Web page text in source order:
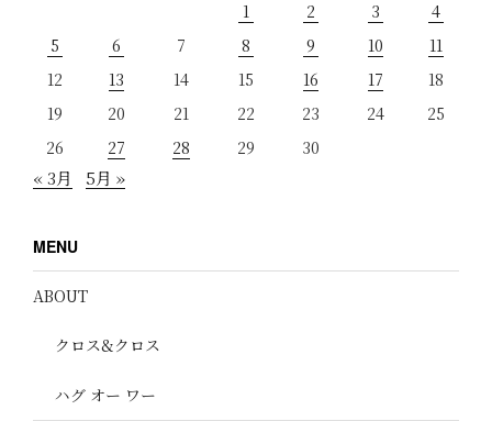
1
2 3
4
5
6 7 8 9 10
11
12
13 14 15 16 17
18
19
20 21 22 23 24
25
26
27 28 29 30
« 3月 5月 »
MENU
ABOUT
クロス&クロス
ハグ オー ワー